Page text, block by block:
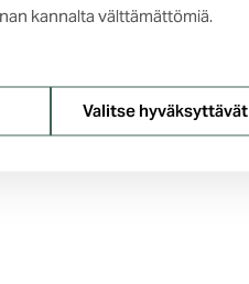
kannalta välttämättömiä.
Valitse hyväksyttävät